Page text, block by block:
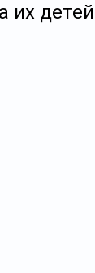
их детей